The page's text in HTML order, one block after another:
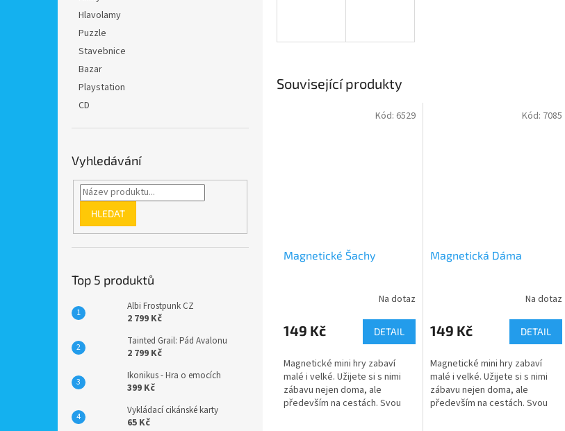
Hlavolamy
Puzzle
Stavebnice
Bazar
Playstation
CD
Vyhledávání
HLEDAT
Top 5 produktů
Albi Frostpunk CZ
2 799 Kč
Tainted Grail: Pád Avalonu
2 799 Kč
Ikonikus - Hra o emocích
399 Kč
Vykládací cikánské karty
65 Kč
Související produkty
Magnetické Šachy
Na dotaz
149 Kč DETAIL
Magnetické mini hry zabaví
malé i velké. Užijete si s nimi
zábavu nejen doma, ale
především na cestách. Svou
Kód: 6529
Magnetická Dáma
Na dotaz
149 Kč DETAIL
Magnetické mini hry zabaví
malé i velké. Užijete si s nimi
zábavu nejen doma, ale
především na cestách. Svou
Kód: 7085